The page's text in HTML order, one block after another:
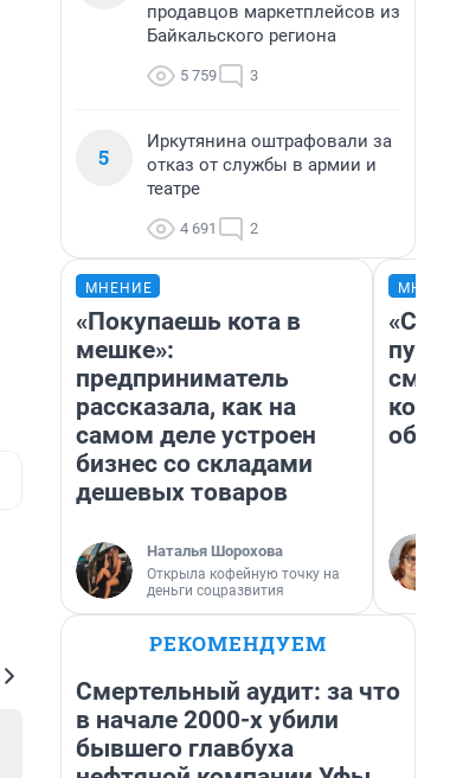
продавцов маркетплейсов из
Байкальского региона
5 759 3
5
Иркутянина оштрафовали за
отказ от службы в армии и
театре
4 691 2
МНЕНИЕ
«Покупаешь кота в
мешке»:
предприниматель
рассказала, как на
самом деле устроен
бизнес со складами
дешевых товаров
Наталья Шорохова
Открыла кофейную точку на
деньги соцразвития
РЕКОМЕНДУЕМ
Смертельный аудит: за что
в начале 2000-х убили
бывшего главбуха